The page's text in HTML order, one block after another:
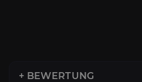
+ BEWERTUNG